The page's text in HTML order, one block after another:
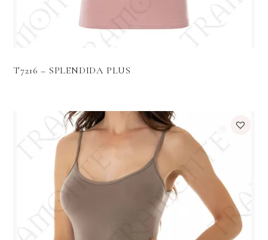
T7216 – SPLENDIDA PLUS